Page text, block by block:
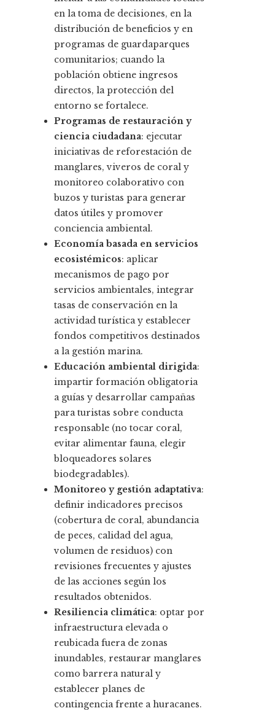
en la toma de decisiones, en la
distribución de beneficios y en
programas de guardaparques
comunitarios; cuando la
población obtiene ingresos
directos, la protección del
entorno se fortalece.
Programas de restauración y
ciencia ciudadana: ejecutar
iniciativas de reforestación de
manglares, viveros de coral y
monitoreo colaborativo con
buzos y turistas para generar
datos útiles y promover
conciencia ambiental.
Economía basada en servicios
ecosistémicos: aplicar
mecanismos de pago por
servicios ambientales, integrar
tasas de conservación en la
actividad turística y establecer
fondos competitivos destinados
a la gestión marina.
Educación ambiental dirigida:
impartir formación obligatoria
a guías y desarrollar campañas
para turistas sobre conducta
responsable (no tocar coral,
evitar alimentar fauna, elegir
bloqueadores solares
biodegradables).
Monitoreo y gestión adaptativa:
definir indicadores precisos
(cobertura de coral, abundancia
de peces, calidad del agua,
volumen de residuos) con
revisiones frecuentes y ajustes
de las acciones según los
resultados obtenidos.
Resiliencia climática: optar por
infraestructura elevada o
reubicada fuera de zonas
inundables, restaurar manglares
como barrera natural y
establecer planes de
contingencia frente a huracanes.